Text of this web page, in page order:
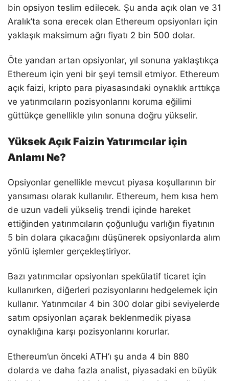
bin opsiyon teslim edilecek. Şu anda açık olan ve 31
Aralık’ta sona erecek olan Ethereum opsiyonları için
yaklaşık maksimum ağrı fiyatı 2 bin 500 dolar.
Öte yandan artan opsiyonlar, yıl sonuna yaklaştıkça
Ethereum için yeni bir şeyi temsil etmiyor. Ethereum
açık faizi, kripto para piyasasındaki oynaklık arttıkça
ve yatırımcıların pozisyonlarını koruma eğilimi
güttükçe genellikle yılın sonuna doğru yükselir.
Yüksek Açık Faizin Yatırımcılar için
Anlamı Ne?
Opsiyonlar genellikle mevcut piyasa koşullarının bir
yansıması olarak kullanılır. Ethereum, hem kısa hem
de uzun vadeli yükseliş trendi içinde hareket
ettiğinden yatırımcıların çoğunluğu varlığın fiyatının
5 bin dolara çıkacağını düşünerek opsiyonlarda alım
yönlü işlemler gerçekleştiriyor.
Bazı yatırımcılar opsiyonları spekülatif ticaret için
kullanırken, diğerleri pozisyonlarını hedgelemek için
kullanır. Yatırımcılar 4 bin 300 dolar gibi seviyelerde
satım opsiyonları açarak beklenmedik piyasa
oynaklığına karşı pozisyonlarını korurlar.
Ethereum’un önceki ATH’ı şu anda 4 bin 880
dolarda ve daha fazla analist, piyasadaki en büyük